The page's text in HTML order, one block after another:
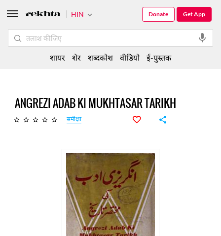
ANGREZI ADAB KI MUKHTASAR TARIKH
समीक्षा
HIN Get App
Donate
शायर शेर शब्दकोश वीडियो ई-पुस्तक